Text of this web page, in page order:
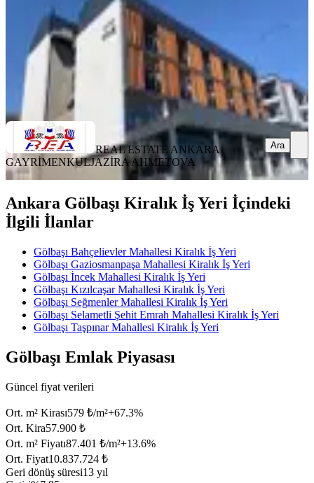
REAL ESTATE ANKARA GAYRİMENKULJAZİRA
AHMETOVA
REAL ESTATE ANKARA
GAYRİMENKULJAZİRA AHMETOVA
Ara
Ankara Gölbaşı Kiralık İş Yeri İçindeki
İlgili İlanlar
Gölbaşı Bahçelievler Mahallesi Kiralık İş Yeri
Gölbaşı Gaziosmanpaşa Mahallesi Kiralık İş Yeri
Gölbaşı İncek Mahallesi Kiralık İş Yeri
Gölbaşı Kızılcaşar Mahallesi Kiralık İş Yeri
Gölbaşı Seğmenler Mahallesi Kiralık İş Yeri
Gölbaşı Selametli Şehit Emrah Mahallesi Kiralık İş Yeri
Gölbaşı Taşpınar Mahallesi Kiralık İş Yeri
Gölbaşı Emlak Piyasası
Güncel fiyat verileri
Ort. m² Kirası579 ₺/m²+67.3%
Ort. Kira57.900 ₺
Ort. m² Fiyatı87.401 ₺/m²+13.6%
Ort. Fiyat10.837.724 ₺
Geri dönüş süresi13 yıl